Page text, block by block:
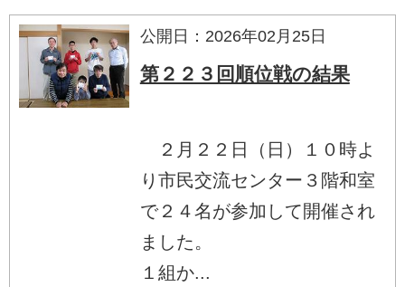
公開日：2026年02月25日
第２２３回順位戦の結果
２月２２日（日）１０時よ
り市民交流センター３階和室
で２４名が参加して開催され
ました。
１組か...